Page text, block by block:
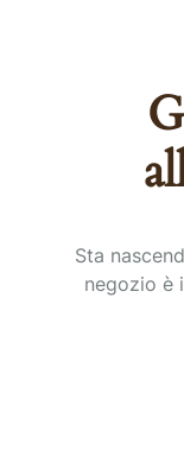
Sta
negozio è